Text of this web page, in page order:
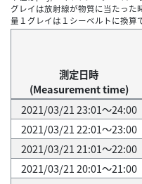
グレイは放射線が物質に当たった
量１グレイは１シーベルトに換算
測定日時
(Measurement time)
2021/03/21 23:01～24:00
2021/03/21 22:01～23:00
2021/03/21 21:01～22:00
2021/03/21 20:01～21:00